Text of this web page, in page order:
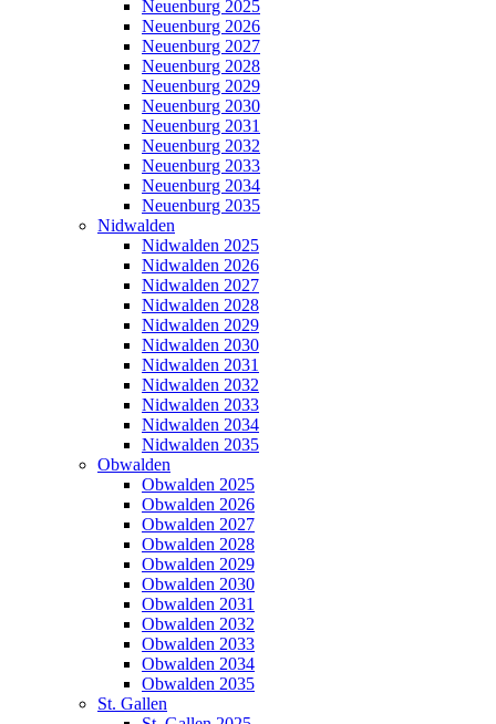
Neuenburg 2025
Neuenburg 2026
Neuenburg 2027
Neuenburg 2028
Neuenburg 2029
Neuenburg 2030
Neuenburg 2031
Neuenburg 2032
Neuenburg 2033
Neuenburg 2034
Neuenburg 2035
Nidwalden
Nidwalden 2025
Nidwalden 2026
Nidwalden 2027
Nidwalden 2028
Nidwalden 2029
Nidwalden 2030
Nidwalden 2031
Nidwalden 2032
Nidwalden 2033
Nidwalden 2034
Nidwalden 2035
Obwalden
Obwalden 2025
Obwalden 2026
Obwalden 2027
Obwalden 2028
Obwalden 2029
Obwalden 2030
Obwalden 2031
Obwalden 2032
Obwalden 2033
Obwalden 2034
Obwalden 2035
St. Gallen